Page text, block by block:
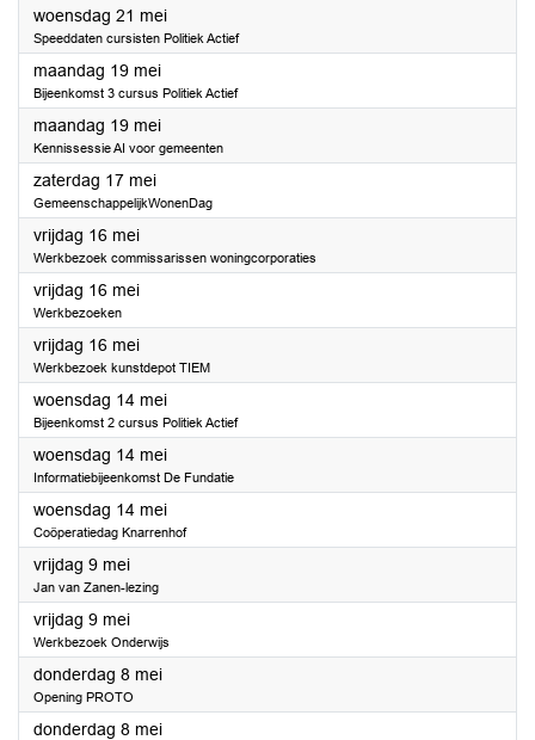
woensdag 21 mei2025
Speeddaten cursisten Politiek Actief
maandag 19 mei2025
Bijeenkomst 3 cursus Politiek Actief
maandag 19 mei2025
Kennissessie AI voor gemeenten
zaterdag 17 mei2025
GemeenschappelijkWonenDag
vrijdag 16 mei2025
Werkbezoek commissarissen woningcorporaties
vrijdag 16 mei2025
Werkbezoeken
vrijdag 16 mei2025
Werkbezoek kunstdepot TIEM
woensdag 14 mei2025
Bijeenkomst 2 cursus Politiek Actief
woensdag 14 mei2025
Informatiebijeenkomst De Fundatie
woensdag 14 mei2025
Coöperatiedag Knarrenhof
vrijdag 9 mei2025
Jan van Zanen-lezing
vrijdag 9 mei2025
Werkbezoek Onderwijs
donderdag 8 mei2025
Opening PROTO
donderdag 8 mei2025